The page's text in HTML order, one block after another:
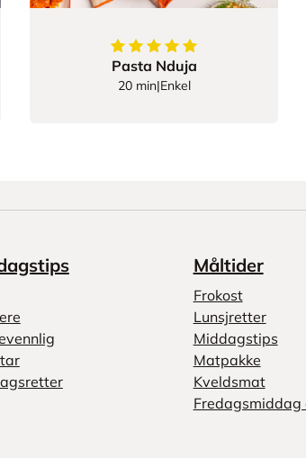
5av5stjerner
Pasta Nduja
20 min|Enkel
Måltider
Frokost
Lunsjretter
Middagstips
Matpakke
Kveldsmat
Fredagsmiddag